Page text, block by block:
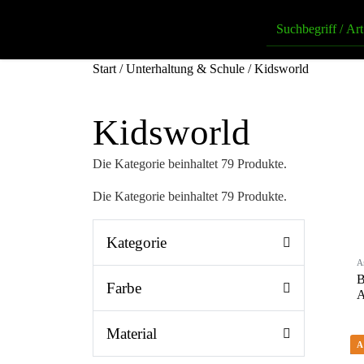
Start /Unterhaltung & Schule / Kidsworld
Kidsworld
Die Kategorie beinhaltet 79 Produkte.
Die Kategorie beinhaltet 79 Produkte.
Kategorie
Farbe
Material